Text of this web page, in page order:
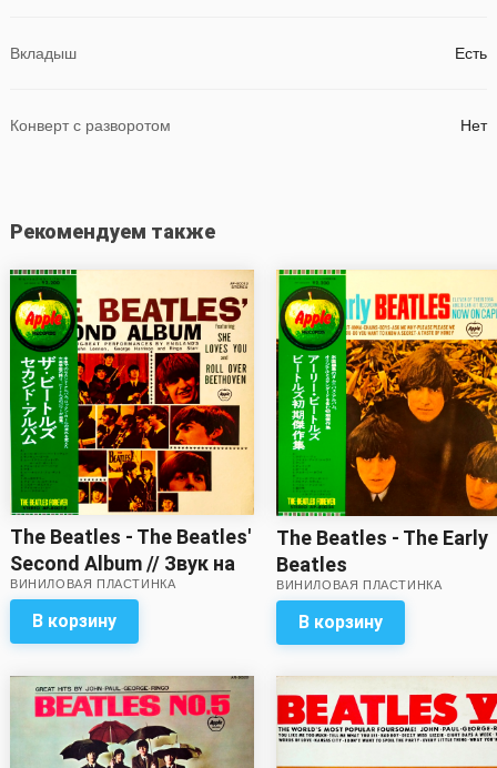
Вкладыш Есть
Конверт с разворотом Нет
Рекомендуем также
The Beatles - The Beatles'
Second Album // Звук на
пять с минусом!
ВИНИЛОВАЯ ПЛАСТИНКА
В корзину
The Beatles - The Early
Beatles
ВИНИЛОВАЯ ПЛАСТИНКА
В корзину